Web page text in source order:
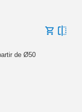
de Ø50